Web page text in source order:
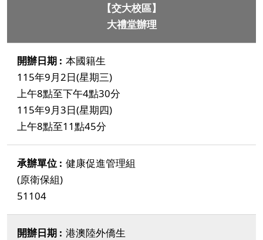
【交大校區】
大禮堂辦理
本國籍生
115年9月2日(星期三)
上午8點至下午4點30分
115年9月3日(星期四)
上午8點至11點45分
健康促進管理組
(原衛保組)
51104
港澳陸外僑生